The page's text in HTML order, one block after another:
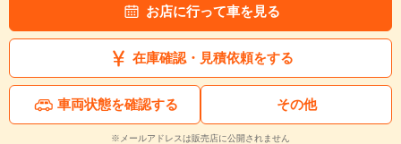
お店に行って車を見る
在庫確認・見積依頼をする
車両状態を確認する その他
※メールアドレスは販売店に公開されません